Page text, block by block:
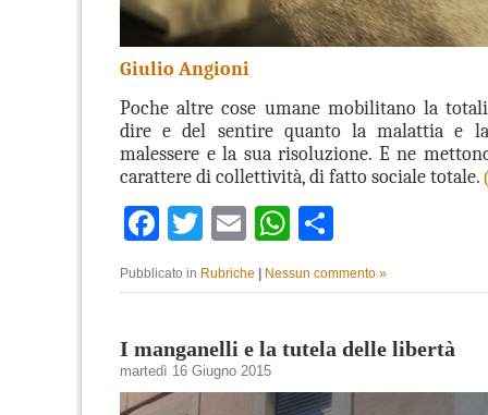
Giulio Angioni
Poche altre cose umane mobilitano la
dire e del sentire quanto la malattia e
malessere e la sua risoluzione. E ne
carattere di collettività, di fatto sociale totale.
Facebook
TwitterEmailWhatsApp
Pubblicato in Rubriche Nessun commento »
I manganelli e la tutela delle libertà
martedì 16 Giugno 2015